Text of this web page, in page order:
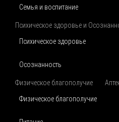
Семья и воспитание
Психическое здоровье и
Психическое здоровье
Осознанность
Физическое благополучие
Физическое благополучие